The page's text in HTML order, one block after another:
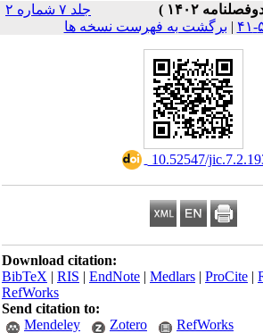
جلد ۷ شماره ۲
به فهرست نسخه ها
10.52547/
Download citation:
BibTeX|RIS| EndNote| Medlars|
RefWorks
Send citation to:
Mendeley
Zotero